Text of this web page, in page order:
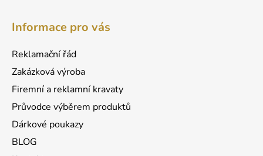
Informace pro vás
Reklamační řád
Zakázková výroba
Firemní a reklamní kravaty
Průvodce výběrem produktů
Dárkové poukazy
BLOG